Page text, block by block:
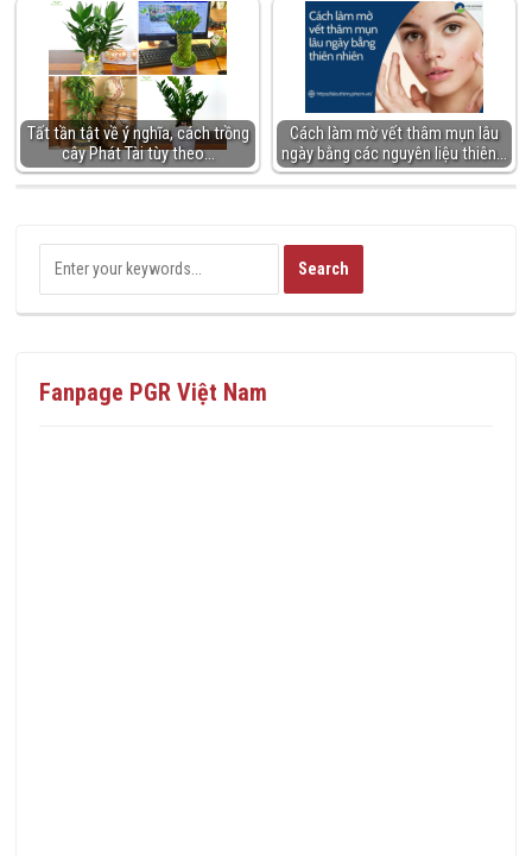
Tất tần tật về ý nghĩa, cách trồng
cây Phát Tài tùy theo…
Cách làm mờ vết thâm mụn lâu
ngày bằng các nguyên liệu thiên…
Fanpage PGR Việt Nam